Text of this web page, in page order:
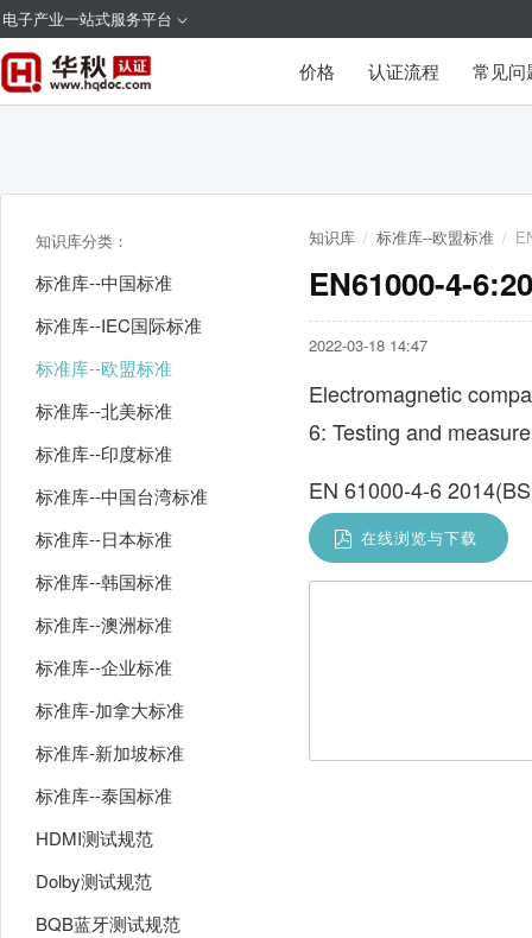
电子产业一站式服务平台
价格 认证流程 常见问
知识库分类：
标准库--中国标准
标准库--IEC国际标准
标准库--欧盟标准
标准库--北美标准
标准库--印度标准
标准库--中国台湾标准
标准库--日本标准
标准库--韩国标准
标准库--澳洲标准
标准库--企业标准
标准库-加拿大标准
标准库-新加坡标准
标准库--泰国标准
HDMI测试规范
Dolby测试规范
BQB蓝牙测试规范
知识库 / 标准库--欧盟标准 /
EN61000-4-
2022-03-18 14:47
Electromagnetic
6: Testing and
EN 61000-4-6
在线浏览与下载